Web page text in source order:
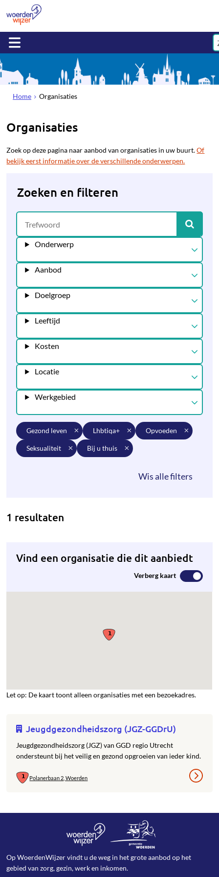
Home Organisaties
Organisaties
Zoek op deze pagina naar aanbod van organisaties in uw buurt.Of
bekijk eerst informatie over de verschillende onderwerpen.
Zoeken en filteren
Onderwerp
Aanbod
Doelgroep
Leeftijd
Kosten
Locatie
Werkgebied
gezond leven lhbtiqa+ opvoeden
seksualiteit bij u thuis
1 resultaten
Vind een organisatie die dit aanbiedt
Verberg kaart
Let op: De kaart toont alleen organisaties met een bezoekadres.
Jeugdgezondheidszorg (JGZ-GGDrU)
Jeugdgezondheidszorg (JGZ) van GGD regio Utrecht
ondersteunt bij het veilig en gezond opgroeien van ieder kind.
Polanerbaan 2, Woerden
Op WoerdenWijzer vindt u de weg in het grote aanbod op het
gebied van zorg, gezin, werk en inkomen.